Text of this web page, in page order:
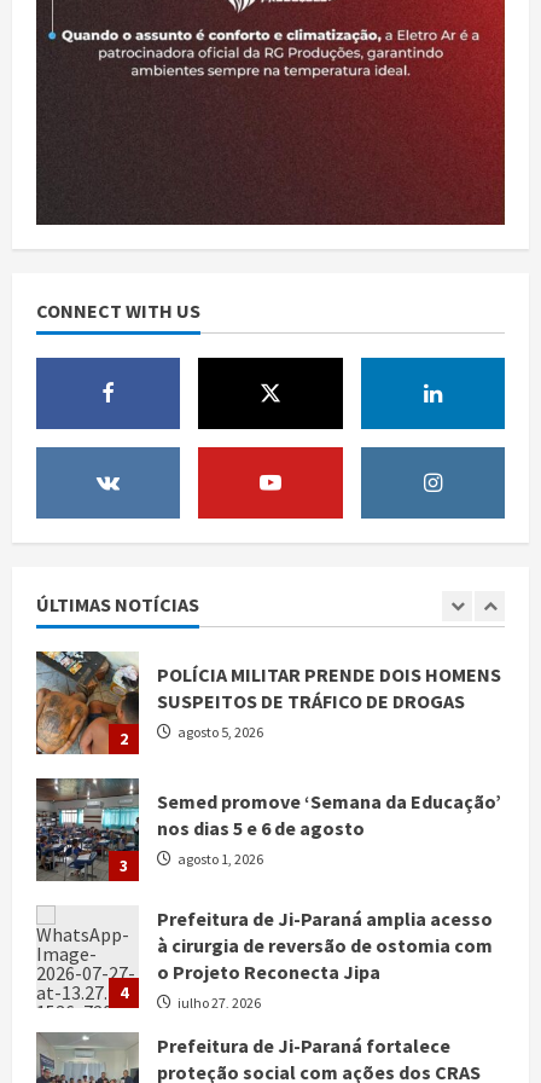
CONNECT WITH US
ÚLTIMAS NOTÍCIAS
POLÍCIA MILITAR PRENDE DOIS HOMENS
SUSPEITOS DE TRÁFICO DE DROGAS
3 agosto 1, 2026
4
à cirurgia de reversão de ostomia com
o Projeto Reconecta Jipa
Prefeitura de Ji-Paraná fortalece
proteção social com ações dos CRAS
idosos e famílias
julho 25, 2026
1
Repúdio: Saiba Quem São os 8
Mantença de Vereador Condenado No
Cargo de Vereador na Câmara
agosto 5, 2026
2
POLÍCIA MILITAR PRENDE DOIS HOMENS
SUSPEITOS DE TRÁFICO DE DROGAS
agosto 5, 2026
3
Semed promove ‘Semana da Educação’
nos dias 5 e 6 de agosto
agosto 1, 2026
4
Prefeitura de Ji-Paraná amplia acesso
à cirurgia de reversão de ostomia com
o Projeto Reconecta Jipa
julho 27, 2026
Prefeitura de Ji-Paraná fortalece
proteção social com ações dos CRAS